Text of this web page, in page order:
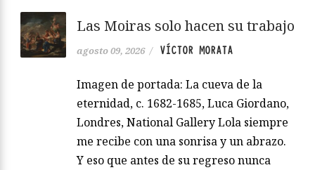
Las Moiras solo hacen su trabajo
agosto 09, 2026 / VÍCTOR MORATA
Imagen de portada: La cueva de la
eternidad, c. 1682-1685, Luca Giordano,
Londres, National Gallery Lola siempre
me recibe con una sonrisa y un abrazo.
Y eso que antes de su regreso nunca